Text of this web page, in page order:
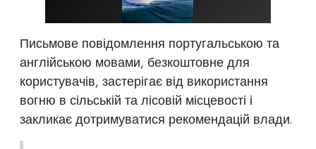
Письмове повідомлення португальською та
англійською мовами, безкоштовне для
користувачів, застерігає від використання
вогню в сільській та лісовій місцевості і
закликає дотримуватися рекомендацій влади.